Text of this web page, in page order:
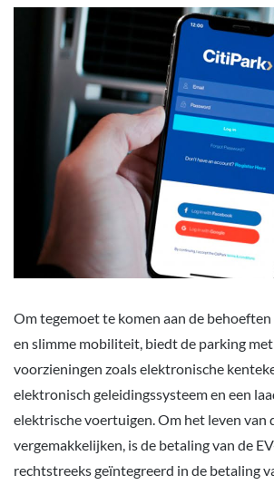
Om tegemoet te komen aan de
en slimme mobiliteit, biedt de parking
voorzieningen zoals elektronische
elektronisch geleidingssysteem en een
elektrische voertuigen. Om het leven van
vergemakkelijken, is de betaling van de
rechtstreeks geïntegreerd in de betaling